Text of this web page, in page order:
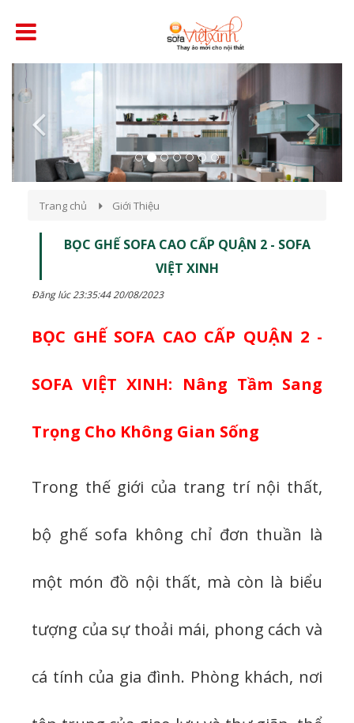
Previous
Trang chủ Giới Thiệu
BỌC GHẾ SOFA CAO CẤP QUẬN 2 - SOFA
VIỆT XINH
Đăng lúc 23:35:44 20/08/2023
BỌC GHẾ SOFA CAO CẤP QUẬN 2 -
SOFA VIỆT XINH: Nâng Tầm Sang
Trọng Cho Không Gian Sống
Trong thế giới của trang trí nội thất,
bộ ghế sofa không chỉ đơn thuần là
một món đồ nội thất, mà còn là biểu
tượng của sự thoải mái, phong cách và
cá tính của gia đình. Phòng khách, nơi